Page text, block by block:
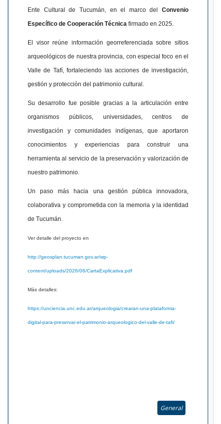
Ente Cultural de Tucumán, en el marco del Convenio
Específico de Cooperación Técnica firmado en 2025.
El visor reúne información georreferenciada sobre sitios
arqueológicos de nuestra provincia, con especial foco en el
Valle de Tafí, fortaleciendo las acciones de investigación,
gestión y protección del patrimonio cultural.
Su desarrollo fue posible gracias a la articulación entre
organismos públicos, universidades, centros de
investigación y comunidades indígenas, que aportaron
conocimientos y experiencias para construir una
herramienta al servicio de la preservación y valorización de
nuestro patrimonio.
Un paso más hacia una gestión pública innovadora,
colaborativa y comprometida con la memoria y la identidad
de Tucumán.
Ver detalle del proyecto en
http://geosplan.tucuman.gov.ar/wp-
content/uploads/2026/06/CartaExplicativa.pdf
Más detalles:
https://unciencia.unc.edu.ar/arqueologia/crearan-una-plataforma-
digital-para-preservar-el-patrimonio-arqueologico-del-valle-de-tafi/
General